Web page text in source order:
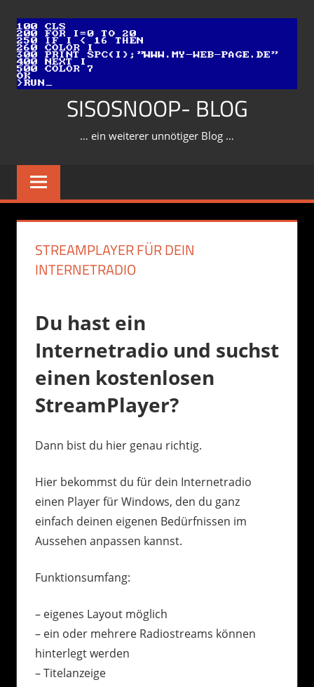
Inhalt
springen
SISOSNOOP- BLOG
… ein weiterer unnötiger Blog …
STREAMPLAYER FÜR DEIN
INTERNETRADIO
Du hast ein
Internetradio und suchst
einen kostenlosen
StreamPlayer?
Dann bist du hier genau richtig.
Hier bekommst du für dein Internetradio
einen Player für Windows, den du ganz
einfach deinen eigenen Bedürfnissen im
Aussehen anpassen kannst.
Funktionsumfang:
– eigenes Layout möglich
– ein oder mehrere Radiostreams können
hinterlegt werden
– Titelanzeige